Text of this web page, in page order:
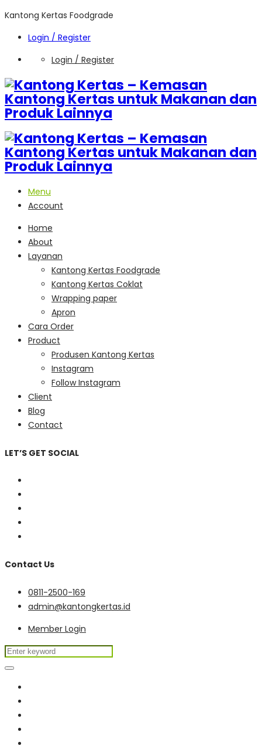
Kantong Kertas Foodgrade
Login / Register
Login / Register
Menu
Account
Home
About
Layanan
Kantong Kertas Foodgrade
Kantong Kertas Coklat
Wrapping paper
Apron
Cara Order
Product
Produsen Kantong Kertas
Instagram
Follow Instagram
Client
Blog
Contact
LET’S GET SOCIAL
Contact Us
0811-2500-169
admin@kantongkertas.id
Member Login